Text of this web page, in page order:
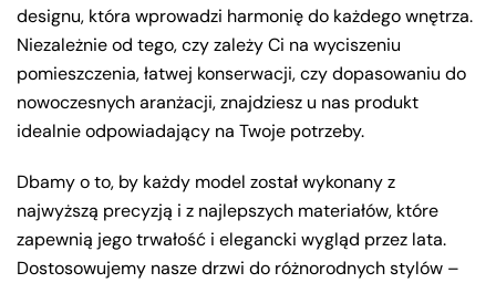
designu, która wprowadzi harmonię do każdego wnętrza.
Niezależnie od tego, czy zależy Ci na wyciszeniu
pomieszczenia, łatwej konserwacji, czy dopasowaniu do
nowoczesnych aranżacji, znajdziesz u nas produkt
idealnie odpowiadający na Twoje potrzeby.
Dbamy o to, by każdy model został wykonany z
najwyższą precyzją i z najlepszych materiałów, które
zapewnią jego trwałość i elegancki wygląd przez lata.
Dostosowujemy nasze drzwi do różnorodnych stylów –